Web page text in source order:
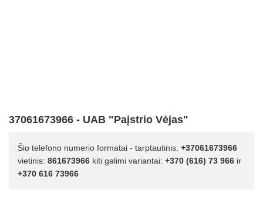
37061673966 - UAB "Paįstrio Vėjas"
Šio telefono numerio formatai - tarptautinis: +37061673966
vietinis: 861673966 kiti galimi variantai: +370 (616) 73 966 ir
+370 616 73966